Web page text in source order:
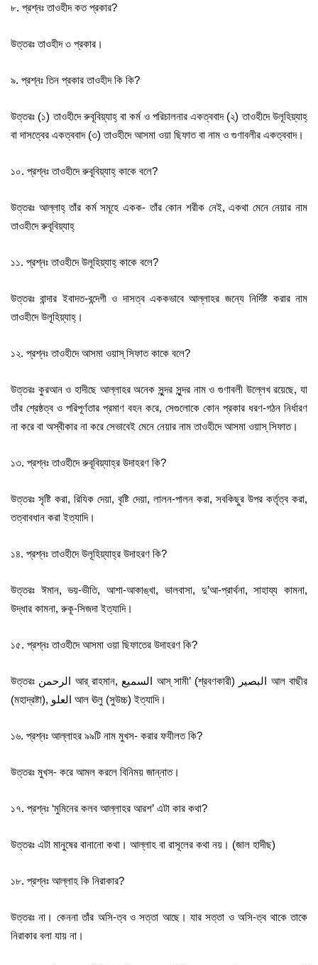
৮. প্রশ্নঃ তাওহীদ কত প্রকার?
উত্তরঃ তাওহীদ ৩ প্রকার।
৯. প্রশ্নঃ তিন প্রকার তাওহীদ কি কি?
উত্তরঃ (১) তাওহীদে রুবূবিয়্যাহ্‌ বা কর্ম ও পরিচালনার একত্ববাদ (২) তাওহীদে উলূহিয়্যাহ্‌
বা দাসত্বের একত্ববাদ (৩) তাওহীদে আসমা ওয়া ছিফাত বা নাম ও গুণাবলীর একত্ববাদ।
১০. প্রশ্নঃ তাওহীদে রুবূবিয়্যাহ্‌ কাকে বলে?
উত্তরঃ আল্লাহ্‌ তাঁর কর্ম সমূহে একক- তাঁর কোন শরীক নেই, একথা মেনে নেয়ার নাম
তাওহীদে রুবূবিয়্যাহ্‌
১১. প্রশ্নঃ তাওহীদে উলূহিয়্যাহ্‌ কাকে বলে?
উত্তরঃ বান্দার ইবাদত-বন্দেগী ও দাসত্ব এককভাবে আল্লাহর জন্যে নির্দিষ্ট করার নাম
তাওহীদে উলূহিয়্যাহ্‌।
১২. প্রশ্নঃ তাওহীদে আসমা ওয়াস্‌ সিফাত কাকে বলে?
উত্তরঃ কুরআন ও হাদীছে আল্লাহর অনেক সুন্দর সুন্দর নাম ও গুণাবলী উল্লেখ রয়েছে, যা
তাঁর শ্রেষ্ঠত্ব ও পরিপূর্ণতার প্রমাণ বহন করে, সেগুলোকে কোন প্রকার ধরণ-গঠন নির্ধারণ
না করে বা অস্বীকার না করে সেভাবেই মেনে নেয়ার নাম তাওহীদে আসমা ওয়াস্‌ সিফাত।
১৩. প্রশ্নঃ তাওহীদে রুবূবিয়্যাহ্‌র উদাহরণ কি?
উত্তরঃ সৃষ্টি করা, রিযিক দেয়া, বৃষ্টি দেয়া, লালন-পালন করা, সবকিছুর উপর কর্তৃত্ব করা,
তত্বাবধান করা ইত্যাদি।
১৪. প্রশ্নঃ তাওহীদে উলূহিয়্যাহ্‌র উদাহরণ কি?
উত্তরঃ ঈমান, ভয়-ভীতি, আশা-আকাঙ্খা, ভালবাসা, দু’আ-প্রার্থনা, সাহায্য কামনা,
উদ্ধার কামনা, রুকূ-সিজদা ইত্যাদি।
১৫. প্রশ্নঃ তাওহীদে আসমা ওয়া ছিফাতের উদাহরণ কি?
উত্তরঃ الرحمن আর্‌ রাহমান, السميع আস্‌ সামী’ (শ্রবণকারী) البصير আল বাছীর
(মহাদ্রষ্টা), العلو আল ঊলু (সুউচ্চ) ইত্যাদি।
১৬. প্রশ্নঃ আল্লাহর ৯৯টি নাম মুখস- করার ফযীলত কি?
উত্তরঃ মুখস- করে আমল করলে বিনিময় জান্নাত।
১৭. প্রশ্নঃ ‘মুমিনের কলব আল্লাহর আরশ’ এটা কার কথা?
উত্তরঃ এটা মানুষের বানানো কথা। আল্লাহ বা রাসূলের কথা নয়। (জাল হাদীছ)
১৮. প্রশ্নঃ আল্লাহ কি নিরাকার?
উত্তরঃ না। কেননা তাঁর অসি-ত্ব ও সত্তা আছে। যার সত্তা ও অসি-ত্ব থাকে তাকে
নিরাকার বলা যায় না।